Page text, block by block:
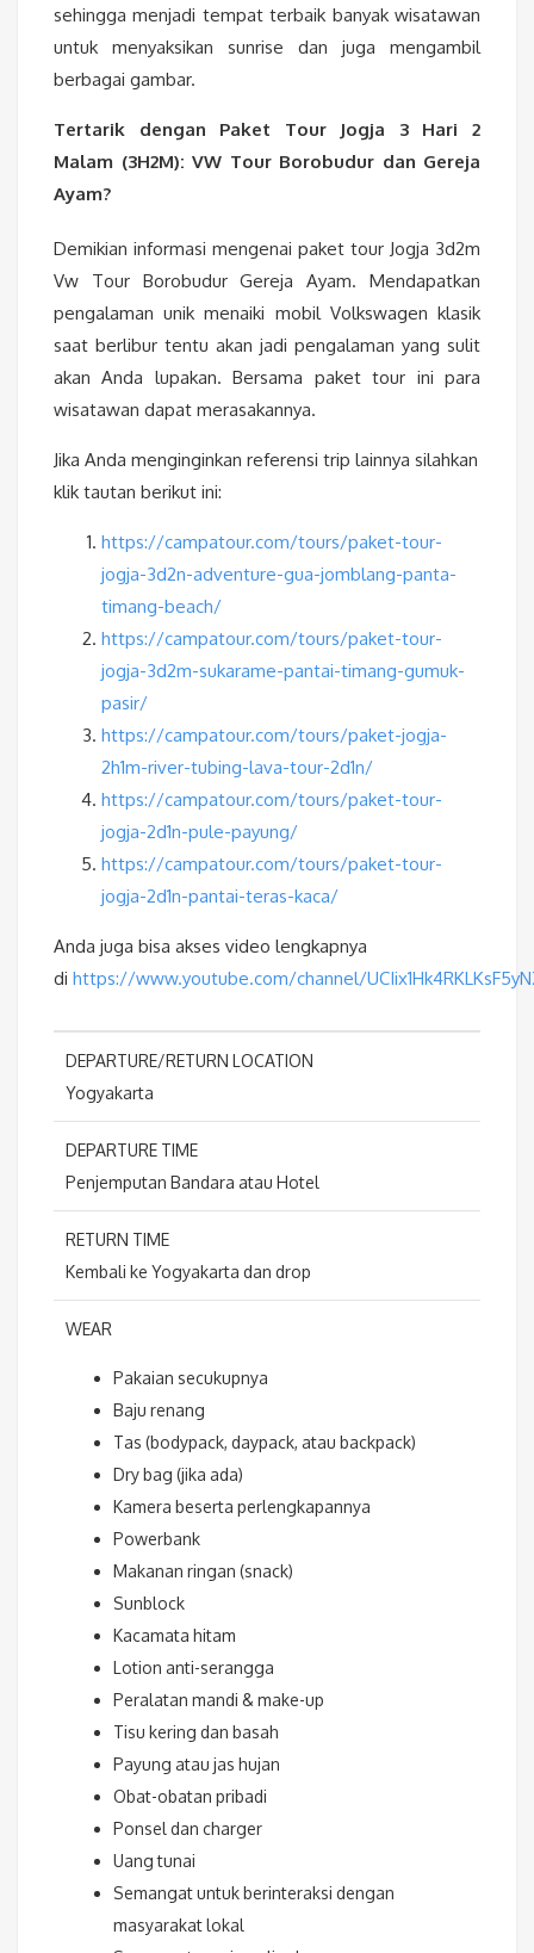
sehingga menjadi tempat terbaik banyak wisatawan
untuk menyaksikan sunrise dan juga mengambil
berbagai gambar.
Tertarik dengan Paket Tour Jogja 3 Hari 2
Malam (3H2M): VW Tour Borobudur dan Gereja
Ayam?
Demikian informasi mengenai paket tour Jogja 3d2m
Vw Tour Borobudur Gereja Ayam. Mendapatkan
pengalaman unik menaiki mobil Volkswagen klasik
saat berlibur tentu akan jadi pengalaman yang sulit
akan Anda lupakan. Bersama paket tour ini para
wisatawan dapat merasakannya.
Jika Anda menginginkan referensi trip lainnya silahkan
klik tautan berikut ini:
https://campatour.com/tours/paket-tour-
jogja-3d2n-adventure-gua-jomblang-panta-
timang-beach/
https://campatour.com/tours/paket-tour-
jogja-3d2m-sukarame-pantai-timang-gumuk-
pasir/
https://campatour.com/tours/paket-jogja-
2h1m-river-tubing-lava-tour-2d1n/
https://campatour.com/tours/paket-tour-
jogja-2d1n-pule-payung/
https://campatour.com/tours/paket-tour-
jogja-2d1n-pantai-teras-kaca/
Anda juga bisa akses video lengkapnya
di https://www.youtube.com/channel/
DEPARTURE/RETURN LOCATION
Yogyakarta
DEPARTURE TIME
Penjemputan Bandara atau Hotel
RETURN TIME
Kembali ke Yogyakarta dan drop
WEAR
Pakaian secukupnya
Baju renang
Tas (bodypack, daypack, atau backpack)
Dry bag (jika ada)
Kamera beserta perlengkapannya
Powerbank
Makanan ringan (snack)
Sunblock
Kacamata hitam
Lotion anti-serangga
Peralatan mandi & make-up
Tisu kering dan basah
Payung atau jas hujan
Obat-obatan pribadi
Ponsel dan charger
Uang tunai
Semangat untuk berinteraksi dengan
masyarakat lokal